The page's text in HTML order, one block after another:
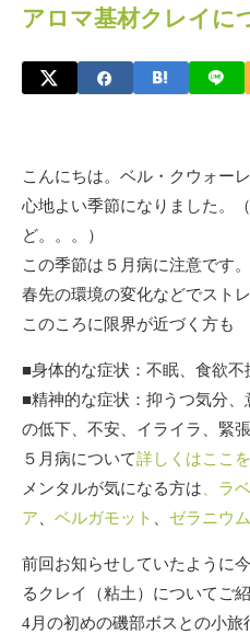
アロマ基材クレイに
こんにちは。ベル・クウォー
心地よい季節になりました。
ど。。。）
この季節は５月病に注意です。
春先の環境の変化などでスト
このころに限界が近づく方も
■身体的な症状：不眠、食欲不
■精神的な症状：抑うつ気分
の低下、不安、イライラ、緊張
５月病について詳しくはここ
メンタルが気になる方は、ラ
ア、 ベルガモット 、 ゼラニウム
前回お知らせしていたように
るクレイ（粘土）についてご
4月の初めの磯部ボスとの小旅